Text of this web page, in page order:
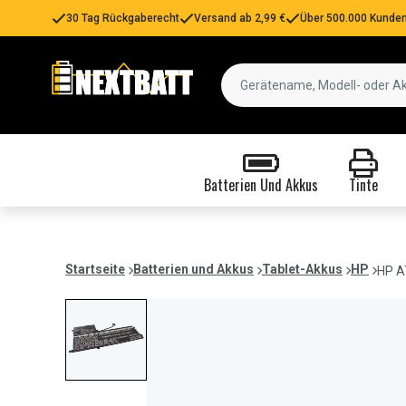
30 Tag Rückgaberecht Versand ab 2,99 € Über 500.000
Batterien Und Akkus Tinte
Startseite Batterien und Akkus Tablet-Akkus HP HP